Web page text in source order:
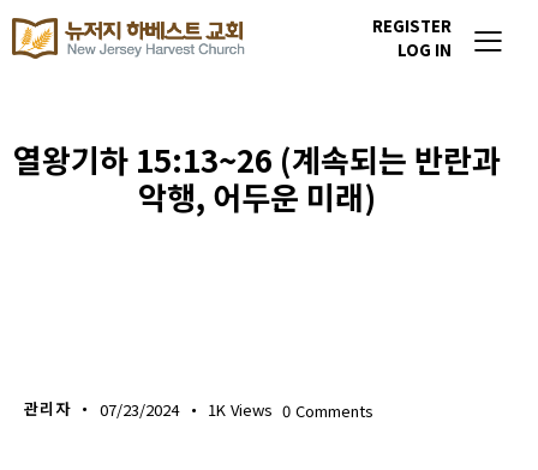
REGISTER
LOG IN
열왕기하 15:13~26 (계속되는 반란과
악행, 어두운 미래)
관리자 07/23/2024 1K Views 0 Comments